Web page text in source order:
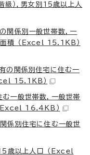
），男女別15歳以上人
係別一般世帯数，一
積 （Excel 15.1KB）
の関係別住宅に住む一
15.1KB）
一般世帯数，一般世帯
Excel 16.4KB）
係別住宅に住む一般世
歳以上人口 （Excel